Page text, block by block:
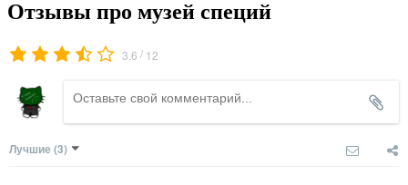
Отзывы про музей специй
3.6 / 12
Лучшие (3)